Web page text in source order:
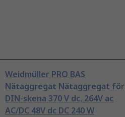
Weidmüller PRO BAS
Nätaggregat Nätaggregat för
DIN-skena 370 V dc, 264V ac
AC/DC 48V dc DC 240 W